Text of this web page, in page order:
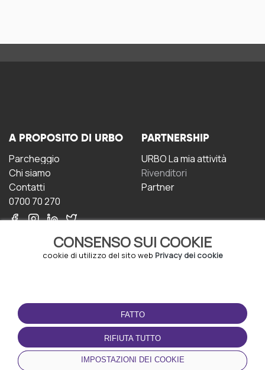
CONSENSO SUI COOKIE
cookie di utilizzo del sito web Privacy dei cookie
FATTO
RIFIUTA TUTTO
IMPOSTAZIONI DEI COOKIE
A PROPOSITO DI URBO
Parcheggio
Chi siamo
Contatti
0700 70 270
PARTNERSHIP
URBO La mia attività
Rivenditori
Partner
CONDIZIONI D'USO
Termini e Condizioni
Politica sulla riservatezza
Gestione dei Cookie
SCARICA L'APP